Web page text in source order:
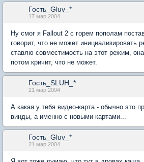
Гость_Gluv_*
17 мар 2004
Ну смог я Fallout 2 с горем пополам
говорит, что не может инициализировать
ставлю совместимость на этот режим,
потом кричит, что не может.
Гость_SLUH_*
21 мар 2004
А какая у тебя видео-карта - обычно это
винды, а именно с новыми картами...
Гость_Gluv_*
21 мар 2004